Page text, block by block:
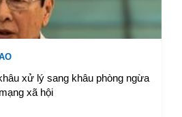
xử lý sang khâu phòng ngừa
xã hội